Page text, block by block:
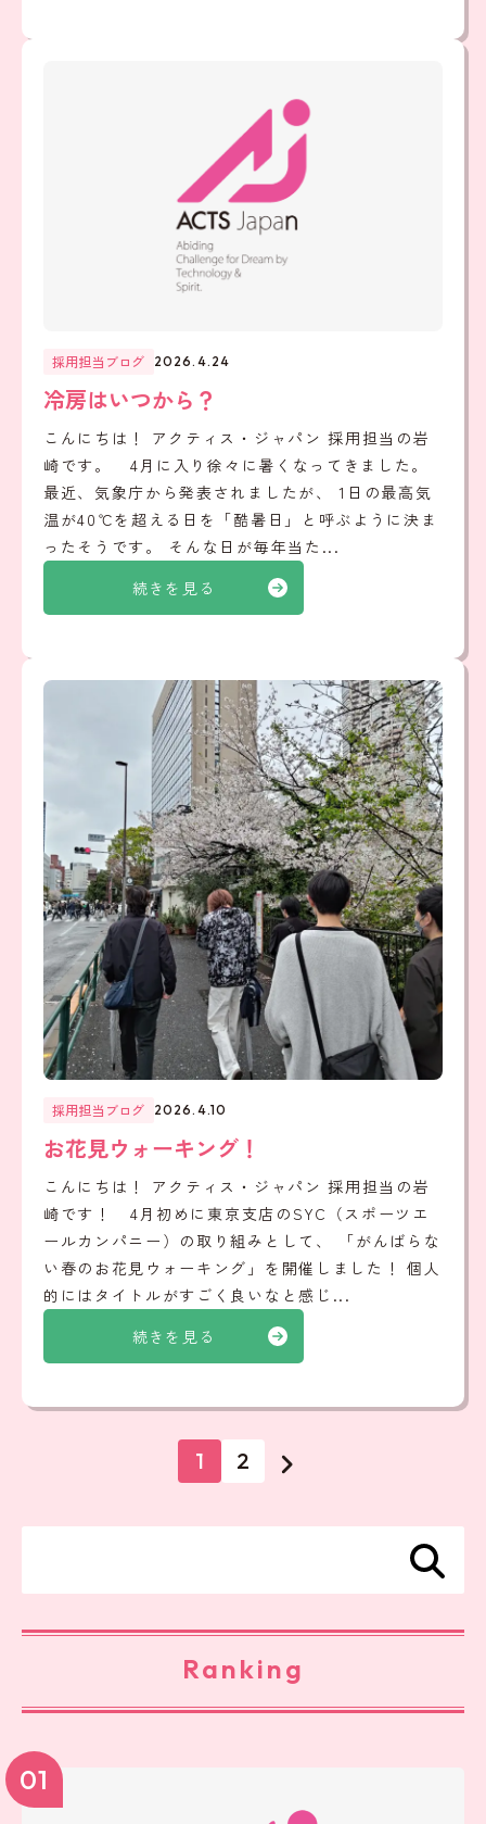
続きを見る
採用担当ブログ 2026.4.24
冷房はいつから？
こんにちは！ アクティス・ジャパン 採用担当の岩
崎です。 4月に入り徐々に暑くなってきました。
最近、気象庁から発表されましたが、 1日の最高気
温が40℃を超える日を「酷暑日」と呼ぶように決ま
ったそうです。 そんな日が毎年当た...
続きを見る
採用担当ブログ 2026.4.10
お花見ウォーキング！
こんにちは！ アクティス・ジャパン 採用担当の岩
崎です！ 4月初めに東京支店のSYC（スポーツエ
ールカンパニー）の取り組みとして、 「がんばらな
い春のお花見ウォーキング」を開催しました！ 個人
的にはタイトルがすごく良いなと感じ...
1 2
Ranking
01